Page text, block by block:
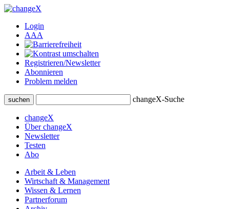
Login
AAA
Registrieren/Newsletter
Abonnieren
Problem melden
suchen changeX-Suche
changeX
Über changeX
Newsletter
Testen
Abo
Arbeit & Leben
Wirtschaft & Management
Wissen & Lernen
Partnerforum